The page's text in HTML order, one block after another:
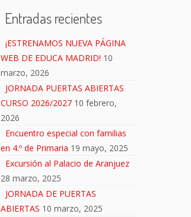
Entradas recientes
¡ESTRENAMOS NUEVA PÁGINA
WEB DE EDUCA MADRID! 10
marzo, 2026
JORNADA PUERTAS ABIERTAS
CURSO 2026/2027 10 febrero,
2026
Encuentro especial con familias
en 4.º de Primaria 19 mayo, 2025
Excursión al Palacio de Aranjuez
28 marzo, 2025
JORNADA DE PUERTAS
ABIERTAS 10 marzo, 2025